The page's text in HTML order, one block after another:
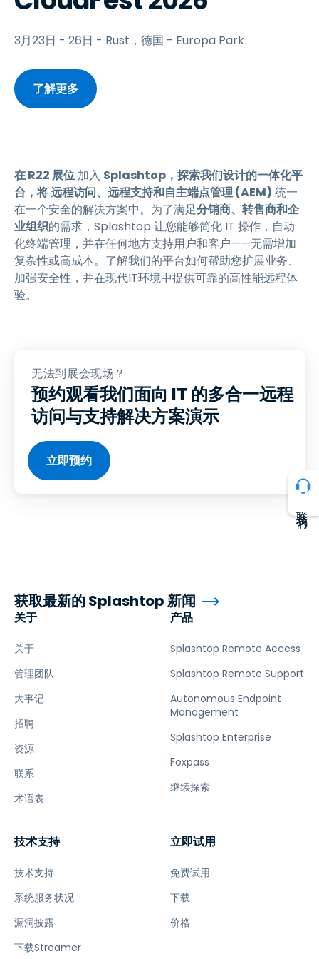
3月23日 - 26日 - Rust，德国 - Europa Park
了解更多
在 R22 展位 加入 Splashtop，探索我们设计的一体化平
台，将 远程访问、远程支持和自主端点管理 (AEM) 统一
在一个安全的解决方案中。为了满足分销商、转售商和企
业组织的需求，Splashtop 让您能够简化 IT 操作，自动
化终端管理，并在任何地方支持用户和客户——无需增加
复杂性或高成本。了解我们的平台如何帮助您扩展业务、
加强安全性，并在现代IT环境中提供可靠的高性能远程体
验。
无法到展会现场？
预约观看我们面向 IT 的多合一远程
访问与支持解决方案演示
立即预约
关于
关于
管理团队
大事记
招聘
资源
联系
术语表
产品
Splashtop Remote Access
Splashtop Remote Support
Autonomous Endpoint
Management
Splashtop Enterprise
Foxpass
继续探索
技术支持
技术支持
系统服务状况
漏洞披露
下载Streamer
立即试用
免费试用
下载
价格
获取最新的 Splashtop 新闻